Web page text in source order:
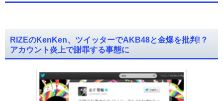
RIZEのKenKen、ツイッターでAKB48と金爆を批判!？
アカウント炎上で謝罪する事態に